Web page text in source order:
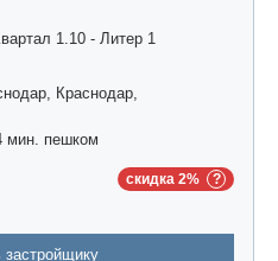
1.10 - Литер 1
Краснодар,
мин. пешком
скидка 2%
застройщику